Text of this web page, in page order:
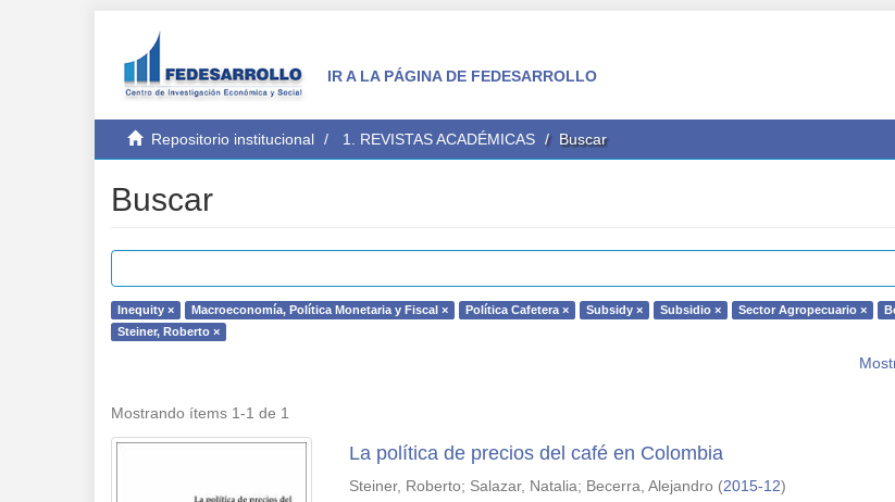
IR A LA PÁGINA DE FEDESARROLLO
Repositorio institucional 1. REVISTAS ACADÉMICAS Buscar
Buscar
Inequity × Macroeconomía, Política Monetaria y Fiscal × Política Cafetera × Subsidy × Subsidio × Sector Agropecuario ×
Steiner, Roberto ×
Mostrando ítems 1-1 de 1
La política de precios del café en Colombia
Steiner, Roberto; Salazar, Natalia; Becerra, Alejandro (2015-12)